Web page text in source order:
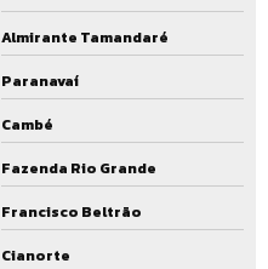
Almirante Tamandaré
Paranavaí
Cambé
Fazenda Rio Grande
Francisco Beltrão
Cianorte